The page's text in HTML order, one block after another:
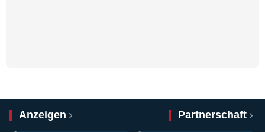
Anzeigen Partnerschaft